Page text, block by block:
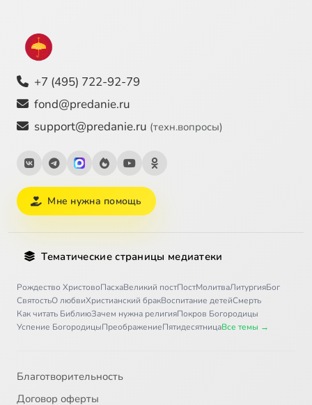
+7 (495) 722-92-79
fond@predanie.ru
support@predanie.ru (техн.вопросы)
Мне нужна помощь
Тематические страницы медиатеки
Рождество ХристовоПасхаВеликий постПостМолитваЛитургияБог
СвятостьО любвиХристианский бракВоспитание детейСмерть
Как читать БиблиюЗачем нужна религияПокров Богородицы
Успение БогородицыПреображениеПятидесятницаВсе темы →
Благотворительность
Договор оферты